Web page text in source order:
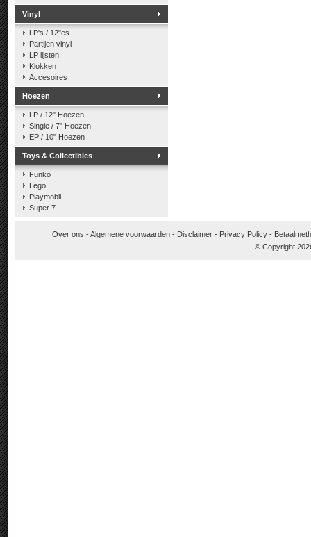
Vinyl
LP's / 12"es
Partijen vinyl
LP lijsten
Klokken
Accesoires
Hoezen
LP / 12" Hoezen
Single / 7" Hoezen
EP / 10" Hoezen
Toys & Collectibles
Funko
Lego
Playmobil
Super 7
Over ons -Algemene voorwaarden- Disclaimer- Privacy Policy-
© Copyright